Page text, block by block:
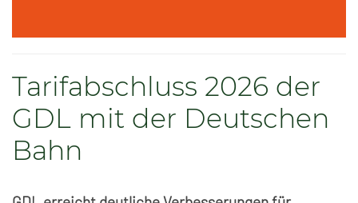
Tarifabschluss 2026 der
GDL mit der Deutschen
Bahn